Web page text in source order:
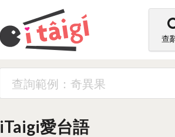
查
iTaigi愛台語